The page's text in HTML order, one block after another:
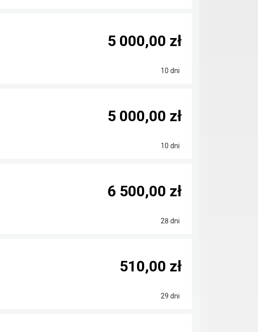
10 dni
5 000,00 zł
10 dni
5 000,00 zł
28 dni
6 500,00 zł
29 dni
510,00 zł